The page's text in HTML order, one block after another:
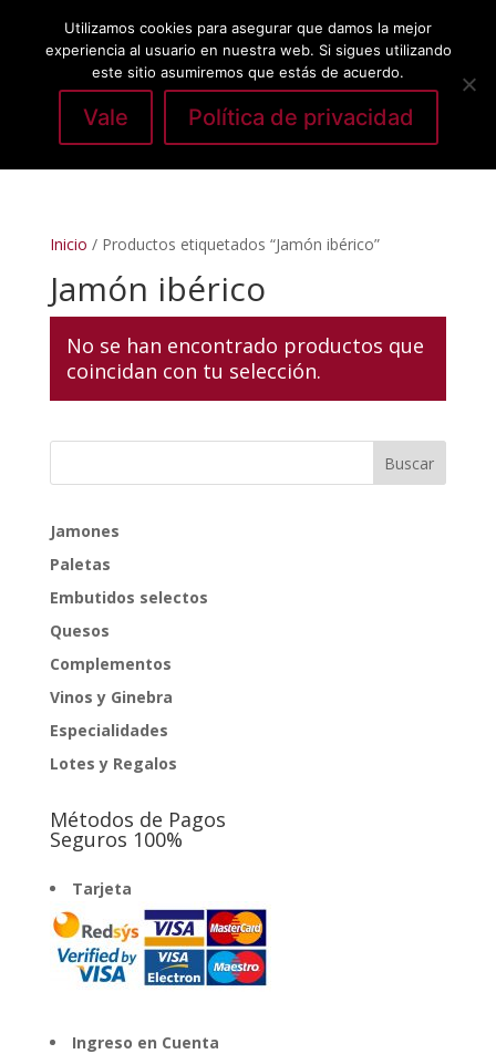
Seleccionar página
Inicio / Productos etiquetados “Jamón ibérico”
Jamón ibérico
No se han encontrado productos que
coincidan con tu selección.
Jamones
Paletas
Embutidos selectos
Quesos
Complementos
Vinos y Ginebra
Especialidades
Lotes y Regalos
Métodos de Pagos
Seguros 100%
Tarjeta
Ingreso en Cuenta
Utilizamos cookies para asegurar que damos la mejor
experiencia al usuario en nuestra web. Si sigues utilizando
este sitio asumiremos que estás de acuerdo.
Vale Política de privacidad